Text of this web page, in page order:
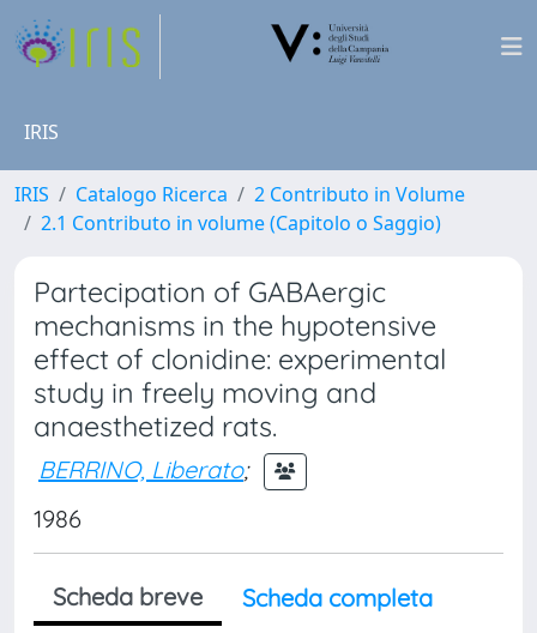
IRIS
IRIS Catalogo Ricerca
2 Contributo in Volume
2.1 Contributo in volume (Capitolo o Saggio)
Partecipation of GABAergic
mechanisms in the hypotensive
effect of clonidine: experimental
study in freely moving and
anaesthetized rats.
BERRINO, Liberato;
1986
Scheda breve
Scheda completa